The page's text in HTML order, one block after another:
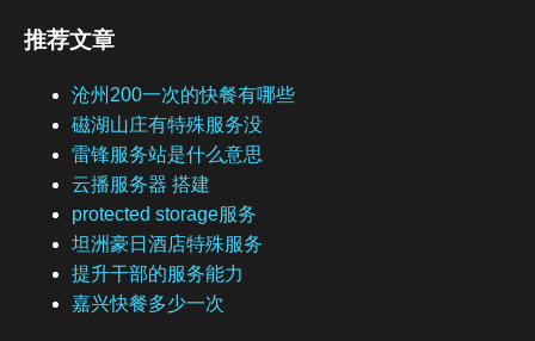
推荐文章
沧州200一次的快餐有哪些
磁湖山庄有特殊服务没
雷锋服务站是什么意思
云播服务器 搭建
protected storage服务
坦洲豪日酒店特殊服务
提升干部的服务能力
嘉兴快餐多少一次